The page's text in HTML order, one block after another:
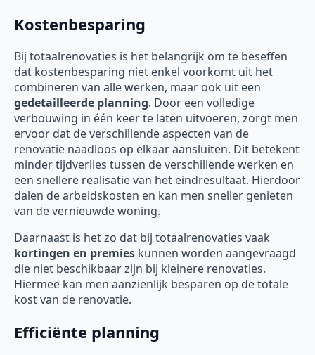
Kostenbesparing
Bij totaalrenovaties is het belangrijk om te beseffen
dat kostenbesparing niet enkel voorkomt uit het
combineren van alle werken, maar ook uit een
gedetailleerde planning. Door een volledige
verbouwing in één keer te laten uitvoeren, zorgt men
ervoor dat de verschillende aspecten van de
renovatie naadloos op elkaar aansluiten. Dit betekent
minder tijdverlies tussen de verschillende werken en
een snellere realisatie van het eindresultaat. Hierdoor
dalen de arbeidskosten en kan men sneller genieten
van de vernieuwde woning.
Daarnaast is het zo dat bij totaalrenovaties vaak
kortingen en premies kunnen worden aangevraagd
die niet beschikbaar zijn bij kleinere renovaties.
Hiermee kan men aanzienlijk besparen op de totale
kost van de renovatie.
Efficiënte planning